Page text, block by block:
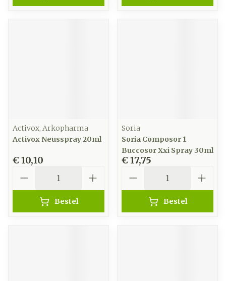
Activox, Arkopharma
Activox Neusspray 20ml
€ 10,10
Bestel
Soria
Soria Composor 1
Buccosor Xxi Spray 30ml
€ 17,75
Bestel